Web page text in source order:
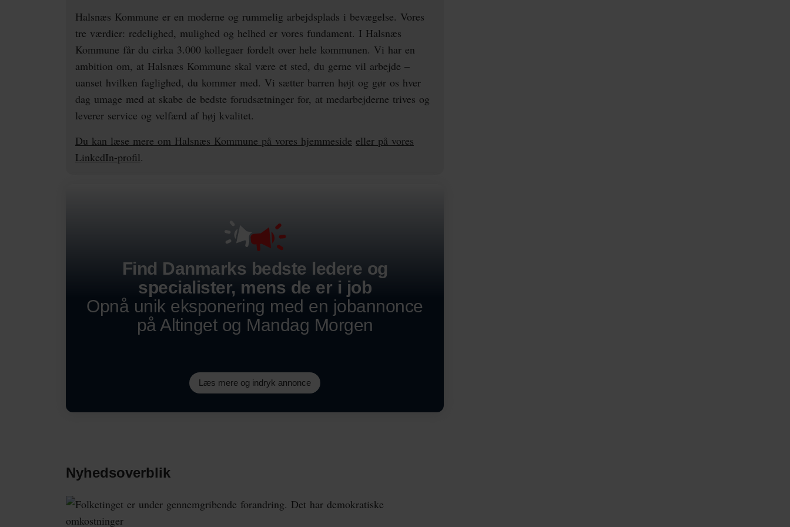
Halsnæs Kommune er en moderne og rummelig arbejdsplads i bevægelse. Vores
tre værdier: redelighed, mulighed og helhed er vores fundament. I Halsnæs
Kommune får du cirka 3.000 kollegaer fordelt over hele kommunen. Vi har en
ambition om, at Halsnæs Kommune skal være et sted, du gerne vil arbejde –
uanset hvilken faglighed, du kommer med. Vi sætter barren højt og gør os hver
dag umage med at skabe de bedste forudsætninger for, at medarbejderne trives og
leverer service og velfærd af høj kvalitet.
Du kan læse mere om Halsnæs Kommune på vores hjemmeside eller på vores
LinkedIn-profil.
Find Danmarks bedste ledere og
specialister, mens de er i job
Opnå unik eksponering med en jobannonce
på Altinget og Mandag Morgen
Læs mere og indryk annonce
Nyhedsoverblik